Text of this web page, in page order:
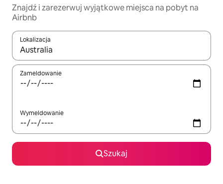
Znajdź i zarezerwuj wyjątkowe miejsca na pobyt na
Airbnb
Lokalizacja
Gdy wyniki będą dostępne, możesz poruszać się po nich za
Zameldowanie
Wymeldowanie
Szukaj